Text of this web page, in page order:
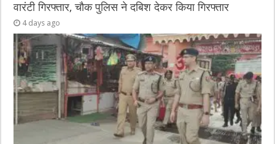
वारंटी गिरफ्तार, चौक पुलिस ने दबिश देकर किया गिरफ्तार
4 days ago